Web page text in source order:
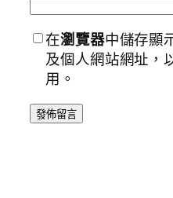
在瀏覽器中儲存顯
及個人網站網址，
用。